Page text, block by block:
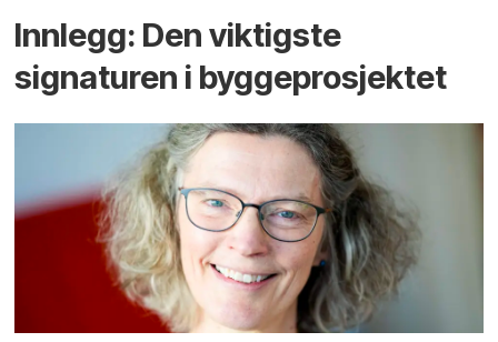
Innlegg: Den viktigste
signaturen i bygge­­prosjektet